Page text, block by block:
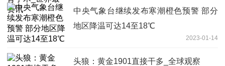
中央气象台继续发布寒潮橙色预警 部分
地区降温可达14至18℃
2023-01-14
头狼：黄金1901直接干多_全球观察